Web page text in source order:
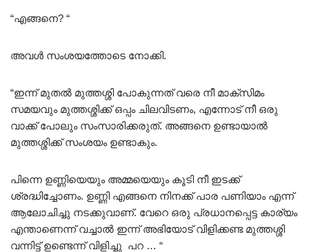
“എങ്ങനെ? “
അവൾ സംശയത്തോടെ നോക്കി.
“ഇന്ന് മുതൽ മുത്തശ്ശി പോകുന്നത് വരെ നീ മാക്സിമം
സമയവും മുത്തശ്ശിക്ക് ഒപ്പം ചിലവിടണം, എന്നോട് നീ ഒരു
വാക്ക് പോലും സംസാരിക്കരുത്. അങ്ങനെ ഉണ്ടായാൽ
മുത്തശ്ശിക്ക് സംശയം ഉണ്ടാകും.
പിന്നെ ഉണ്ണിയെയും അമ്മയെയും കൂടി നീ ഇടക്ക്
ശ്രദ്ധിച്ചോണം. ഉണ്ണി എങ്ങനെ നിനക്ക് പാര പണിയാം എന്ന്
ആലോചിച്ചു നടക്കുവാണ്. വേറെ ഒരു പ്രധാനപ്പെട്ട കാര്യം
എന്താണെന്ന് വച്ചാൽ ഇന്ന് അഭിയോട് വിളിക്കണ്ട മുത്തശ്ശി
വന്നിട്ട് ഉണ്ടെന്ന് വിളിച്ചു പറ … “